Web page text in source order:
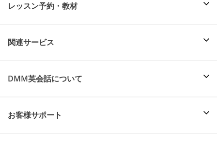
レッスン予約・教材
関連サービス
DMM英会話について
お客様サポート